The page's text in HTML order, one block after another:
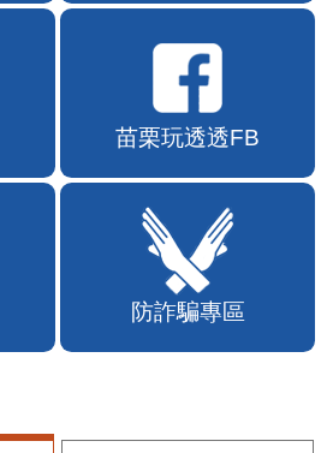
苗栗玩透透FB
防詐騙專區